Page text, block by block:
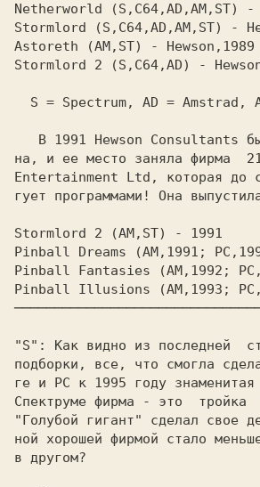
Netherworld
Stormlord
Astoreth
Stormlord 2
(S,C64,AD) -
   В 1991
Hewson Consultants
на, и ее место заняла фирма
Entertainment Ltd, которая до
гует программами! Она
Stormlord 2
Pinball Dreams
Pinball Fantasies
Pinball Illusions
"S": Как видно из последней
подбоpки, все, что смогла
ге и PC
Спектpуме фиpма - это  тpойка
"Голубой гигант" сделал свое
ной хоpошей фиpмой стало
в дpугом?